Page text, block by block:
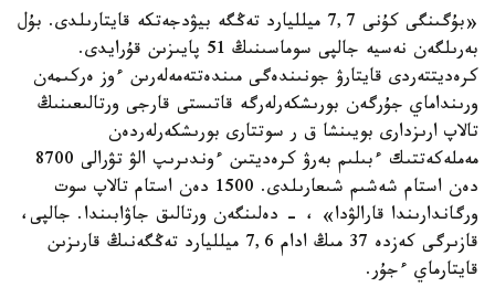
«بۇگىنگى كۇنى 7,7 ميلليارد تەڭگە بيۋدجەتكە قايتارىلدى. بۇل
بەرىلگەن نەسيە جالپى سوماسىنىڭ 51 پايىزىن قۇرايدى.
كرەديتتەردى قايتارۋ جونىندەگى مىندەتتەمەلەرىن ءوز ەركىمەن
ورىنداماي جۇرگەن بورىشكەرلەرگە قاتىستى قارجى ورتالىعىنىڭ
تالاپ ارىزدارى بويىنشا ق ر سوتتارى بورىشكەرلەردەن
مەملەكەتتىك ءبىلىم بەرۋ كرەديتىن ءوندىرىپ الۋ تۋرالى 8700
دەن استام شەشىم شىعارىلدى. 1500 دەن استام تالاپ سوت
ورگاندارىندا قارالۋدا» ، - دەلىنگەن ورتالىق جاۋابىندا. جالپى،
قازىرگى كەزدە 37 مىڭ ادام 7,6 ميلليارد تەڭگەنىڭ قارىزىن
قايتارماي ءجۇر.